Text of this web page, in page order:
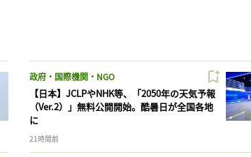
政府・国際機関・NGO
【日本】JCLPやNHK等、「2050年の天気予報
（Ver.2）」無料公開開始。酷暑日が全国各地
に
21時間前